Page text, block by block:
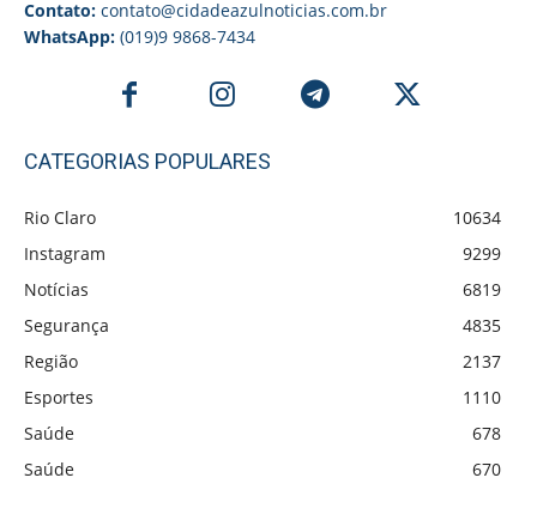
Contato: contato@cidadeazulnoticias.com.br
WhatsApp: (019)9 9868-7434
CATEGORIAS POPULARES
Rio Claro
10634
Instagram
9299
Notícias
6819
Segurança
4835
Região
2137
Esportes
1110
Saúde
678
Saúde
670